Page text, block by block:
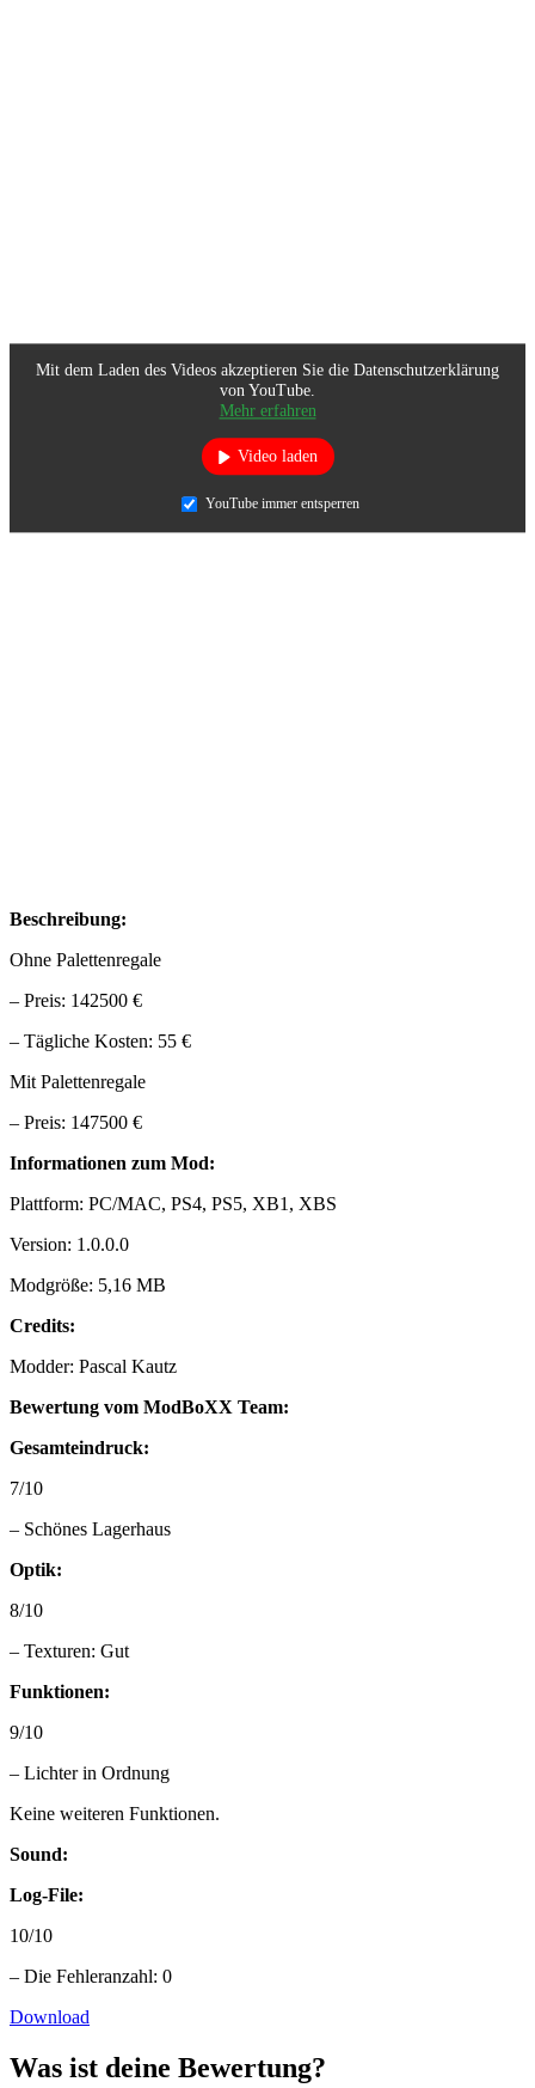
Mit dem Laden des Videos akzeptieren Sie die Datenschutzerklärung
von YouTube.
Mehr erfahren
Video laden
YouTube immer entsperren
Beschreibung:
Ohne Palettenregale
– Preis: 142500 €
– Tägliche Kosten: 55 €
Mit Palettenregale
– Preis: 147500 €
Informationen zum Mod:
Plattform: PC/MAC, PS4, PS5, XB1, XBS
Version: 1.0.0.0
Modgröße: 5,16 MB
Credits:
Modder: Pascal Kautz
Bewertung vom ModBoXX Team:
Gesamteindruck:
7/10
– Schönes Lagerhaus
Optik:
8/10
– Texturen: Gut
Funktionen:
9/10
– Lichter in Ordnung
Keine weiteren Funktionen.
Sound:
Log-File:
10/10
– Die Fehleranzahl: 0
Download
Was ist deine Bewertung?